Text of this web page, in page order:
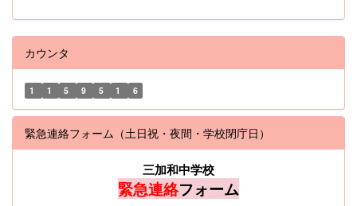
カウンタ
1 1 5 9 5 1 6
緊急連絡フォーム（土日祝・夜間・学校閉庁日）
三加和中学校
緊急連絡フォーム